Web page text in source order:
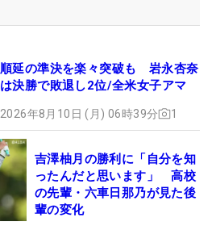
順延の準決を楽々突破も 岩永杏奈
は決勝で敗退し2位/全米女子アマ
2026年8月10日 (月) 06時39分 1
吉澤柚月の勝利に「自分を知
ったんだと思います」 高校
の先輩・六車日那乃が見た後
輩の変化